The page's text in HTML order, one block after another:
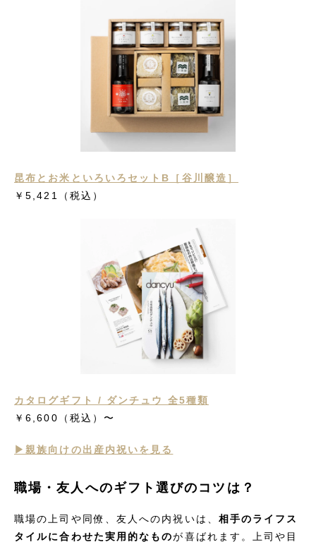
昆布とお米といろいろセットB［谷川醸造］
￥5,421（税込）
カタログギフト / ダンチュウ 全5種類
￥6,600（税込）〜
▶︎親族向けの出産内祝いを見る
職場・友人へのギフト選びのコツは？
職場の上司や同僚、友人への内祝いは、 相手のライフス
タイルに合わせた実用的なものが喜ばれます。上司や目